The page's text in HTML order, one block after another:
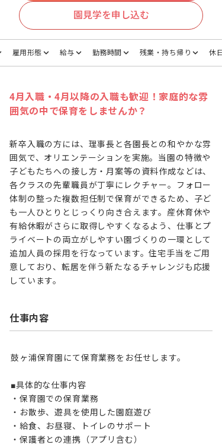
園見学を申し込む
雇用形態 給与 勤務時間 残業・持ち帰り 休
4月入職・4月以降の入職も歓迎！家庭的な雰
囲気の中で保育をしませんか？
新卒入職の方には、理事長と各園長との和やかな雰
囲気で、オリエンテーションを実施。当園の特徴や
子どもたちへの接し方・月案等の資料作成などは、
各クラスの先輩職員が丁寧にレクチャー。フォロー
体制の整った複数担任制で保育ができるため、子ど
も一人ひとりとじっくり向き合えます。産休育休や
有給休暇がさらに取得しやすくなるよう、仕事とプ
ライベートの両立がしやすい園づくりの一環として
追加人員の採用を行なっています。住宅手当をご用
意しており、転居を伴う新たなるチャレンジも応援
しています。
仕事内容
鼓ヶ浦保育園にて保育業務をお任せします。
■具体的な仕事内容
・保育園での保育業務
・お散歩、遊具を使用した園庭遊び
・給食、お昼寝、トイレのサポート
・保護者との連携（アプリ含む）